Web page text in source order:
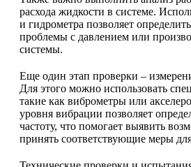
расхода жидкости в системе.
и гидрометра позволяет
проблемы с давлением или
системы.
Еще один этап проверки –
Для этого можно использовать
такие как виброметры или
уровня вибрации позволяет
частоту, что помогает выявить
принять соответствующие меры